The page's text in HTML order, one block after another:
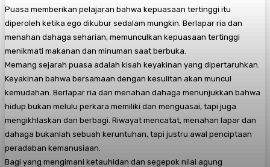
Puasa memberikan pelajaran bahwa kepuasaan tertinggi itu
diperoleh ketika ego dikubur sedalam mungkin. Berlapar ria dan
menahan dahaga seharian, memunculkan kepuasaan tertinggi
menikmati makanan dan minuman saat berbuka.
Memang sejarah puasa adalah kisah keyakinan yang dipertaruhkan.
Keyakinan bahwa bersamaan dengan kesulitan akan muncul
kemudahan. Berlapar ria dan menahan dahaga menunjukkan bahwa
hidup bukan melulu perkara memiliki dan menguasai, tapi juga
mengikhlaskan dan berbagi. Riwayat mencatat, menahan lapar dan
dahaga bukanlah sebuah keruntuhan, tapi justru awal penciptaan
peradaban kemanusiaan.
Bagi yang mengimani ketauhidan dan segepok nilai agung